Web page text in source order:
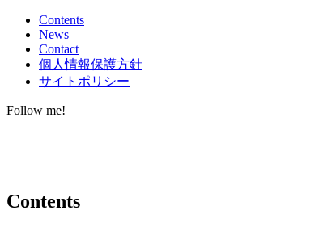
Contents
News
Contact
個人情報保護方針
サイトポリシー
Follow me!
Contents